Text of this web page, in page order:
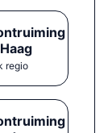
regio